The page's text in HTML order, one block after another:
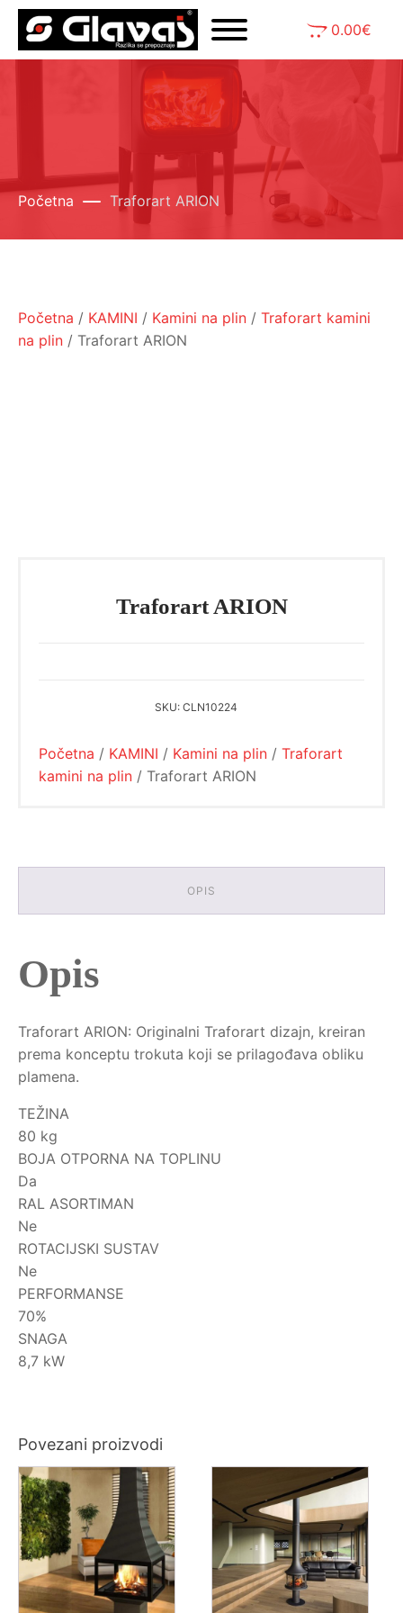
0.00€
Početna Traforart ARION
Početna / KAMINI / Kamini na plin / Traforart kamini
na plin / Traforart ARION
Traforart ARION
SKU: CLN10224
Početna / KAMINI / Kamini na plin / Traforart
kamini na plin / Traforart ARION
OPIS
Opis
Traforart ARION: Originalni Traforart dizajn, kreiran
prema konceptu trokuta koji se prilagođava obliku
plamena.
TEŽINA
80 kg
BOJA OTPORNA NA TOPLINU
Da
RAL ASORTIMAN
Ne
ROTACIJSKI SUSTAV
Ne
PERFORMANSE
70%
SNAGA
8,7 kW
Povezani proizvodi